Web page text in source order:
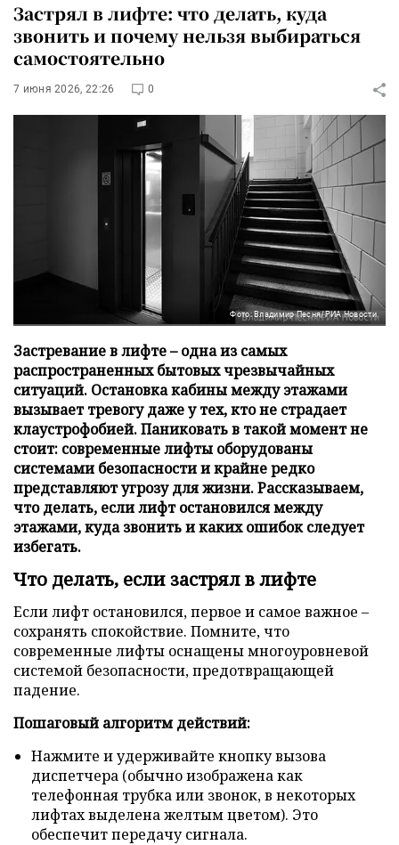
Застрял в лифте: что делать, куда
звонить и почему нельзя выбираться
самостоятельно
7 июня 2026, 22:26 0
Фото: Владимир Песня/РИА Новости
Застревание в лифте – одна из самых
распространенных бытовых чрезвычайных
ситуаций. Остановка кабины между этажами
вызывает тревогу даже у тех, кто не страдает
клаустрофобией. Паниковать в такой момент не
стоит: современные лифты оборудованы
системами безопасности и крайне редко
представляют угрозу для жизни. Рассказываем,
что делать, если лифт остановился между
этажами, куда звонить и каких ошибок следует
избегать.
Что делать, если застрял в лифте
Если лифт остановился, первое и самое важное –
сохранять спокойствие. Помните, что
современные лифты оснащены многоуровневой
системой безопасности, предотвращающей
падение.
Пошаговый алгоритм действий:
Нажмите и удерживайте кнопку вызова
диспетчера (обычно изображена как
телефонная трубка или звонок, в некоторых
лифтах выделена желтым цветом). Это
обеспечит передачу сигнала.